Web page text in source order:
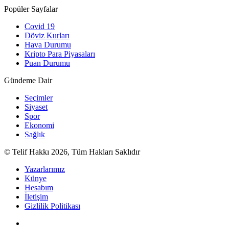
Popüler Sayfalar
Covid 19
Döviz Kurları
Hava Durumu
Kripto Para Piyasaları
Puan Durumu
Gündeme Dair
Seçimler
Siyaset
Spor
Ekonomi
Sağlık
© Telif Hakkı 2026, Tüm Hakları Saklıdır
Yazarlarımız
Künye
Hesabım
İletişim
Gizlilik Politikası